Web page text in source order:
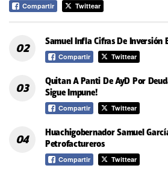
Compartir Twittear
Samuel Infla Cifras De Inversión
Compartir Twittear
Quitan A Panti De AyD Por
Sigue Impune!
Compartir Twittear
Huachigobernador Samuel
Petrofactureros
Compartir Twittear